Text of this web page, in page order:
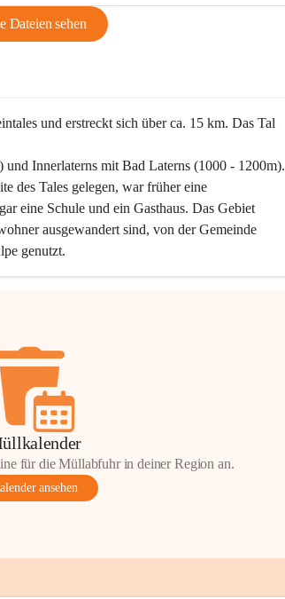
Dateien sehen
und erstreckt sich über ca. 15 km. Das Tal
Innerlaterns mit Bad Laterns (1000 - 1200m).
des Tales gelegen, war früher eine
eine Schule und ein Gasthaus. Das Gebiet
ausgewandert sind, von der Gemeinde
genutzt.
für die Müllabfuhr in deiner Region an.
ansehen